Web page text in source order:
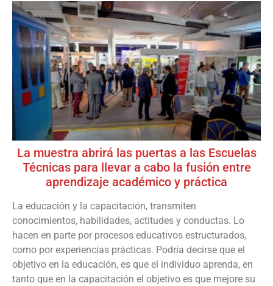
La muestra abrirá las puertas a las Escuelas
Técnicas para llevar a cabo la fusión entre
aprendizaje académico y práctica
La educación y la capacitación, transmiten
conocimientos, habilidades, actitudes y conductas. Lo
hacen en parte por procesos educativos estructurados,
como por experiencias prácticas. Podría decirse que el
objetivo en la educación, es que el individuo aprenda, en
tanto que en la capacitación el objetivo es que mejore su